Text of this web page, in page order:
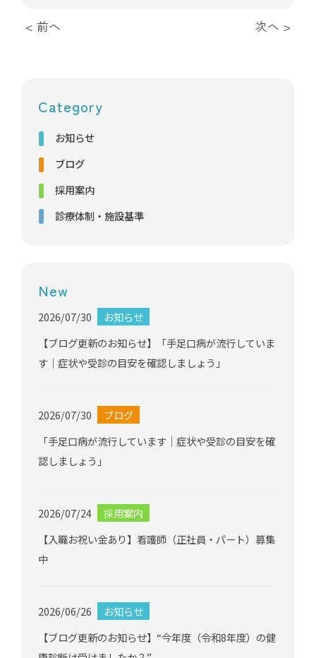
< 前へ 次へ >
Category
お知らせ
ブログ
採用案内
診療体制・施設基準
New
2026/07/30
お知らせ
【ブログ更新のお知らせ】「手足口病が流行していま
す｜症状や受診の目安を確認しましょう」
2026/07/30
ブログ
「手足口病が流行しています｜症状や受診の目安を確
認しましょう」
2026/07/24
採用案内
【入職お祝い金あり】看護師（正社員・パート）募集
中
2026/06/26
お知らせ
【ブログ更新のお知らせ】“今年度（令和8年度）の健